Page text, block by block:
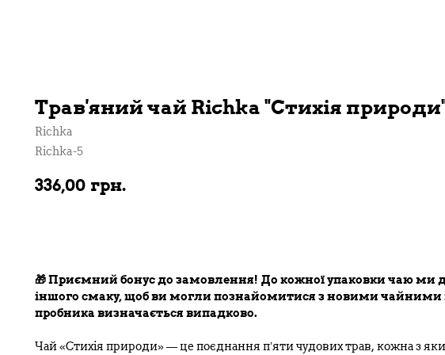
Трав'яний чай Richka "Стихія
Richka
Richka-5
336,00 грн.
🎁 Приємний бонус до замовлення! До кожної упаковки чаю ми
іншого смаку, щоб ви могли познайомитися з новими
пробника визначається випадково.
Чай «Стихія природи» — це поєднання п’яти чудових трав, кожна з